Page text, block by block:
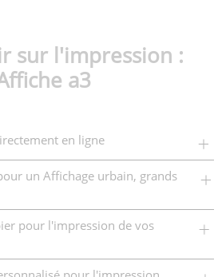
sur l'impression :
a3
en ligne
un Affichage urbain, grands
pour l'impression de vos